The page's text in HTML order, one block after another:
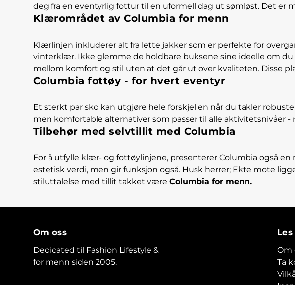
deg fra en eventyrlig fottur til en uformell dag ut sømløst. Det er
Klærområdet av Columbia for menn
Klærlinjen inkluderer alt fra lette jakker som er perfekte for
vinterklær. Ikke glemme de holdbare buksene sine ideelle om
mellom komfort og stil uten at det går ut over kvaliteten. Disse
Columbia fottøy - for hvert eventyr
Et sterkt par sko kan utgjøre hele forskjellen når du takler
men komfortable alternativer som passer til alle aktivitetsnivåer
Tilbehør med selvtillit med Columbia
For å utfylle klær- og fottøylinjene, presenterer Columbia også
estetisk verdi, men gir funksjon også. Husk herrer; Ekte mote
stiluttalelse med tillit takket være Columbia for menn.
Om oss
Dedicated til Fashion Lifestyle &
for menn siden 2005.
Om
Ta